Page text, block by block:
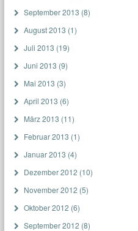
September 2013 (8)
August 2013 (1)
Juli 2013 (19)
Juni 2013 (9)
Mai 2013 (3)
April 2013 (6)
März 2013 (11)
Februar 2013 (1)
Januar 2013 (4)
Dezember 2012 (10)
November 2012 (5)
Oktober 2012 (6)
September 2012 (8)